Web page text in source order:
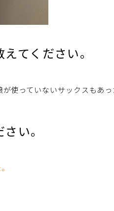
てください。
使っていないサックスもあ
い。